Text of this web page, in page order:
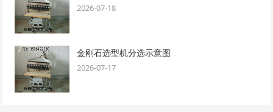
2026-07-18
金刚石选型机分选示意图
2026-07-17